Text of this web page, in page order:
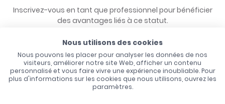
Inscrivez-vous en tant que professionnel pour bénéficier
des avantages liés à ce statut.
Nous utilisons des cookies
Nous pouvons les placer pour analyser les données de nos
visiteurs, améliorer notre site Web, afficher un contenu
personnalisé et vous faire vivre une expérience inoubliable. Pour
plus d'informations sur les cookies que nous utilisons, ouvrez les
paramètres.